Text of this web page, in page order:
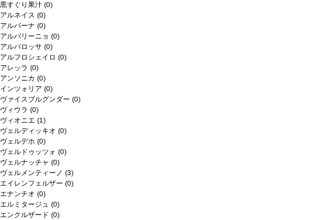
黒すぐり果汁 (0)
アルネイス (0)
アルバーナ (0)
アルバリーニョ (0)
アルバロッサ (0)
アルフロシェイロ (0)
アレッラ (0)
アンソニカ (0)
インツォリア (0)
ヴァイスブルグンダー (0)
ヴィウラ (0)
ヴィオニエ (1)
ヴェルディッキオ (0)
ヴェルデホ (0)
ヴェルドゥッツォ (0)
ヴェルナッチャ (0)
ヴェルメンティーノ (3)
エイレンフェルザー (0)
エナンチオ (0)
エルミタージュ (0)
エンクルザード (0)